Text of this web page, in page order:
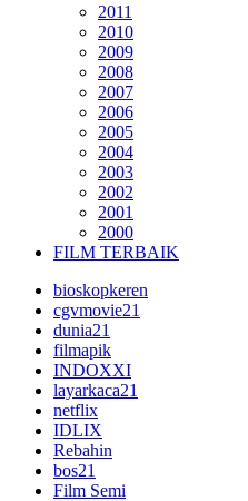
2011
2010
2009
2008
2007
2006
2005
2004
2003
2002
2001
2000
FILM TERBAIK
bioskopkeren
cgvmovie21
dunia21
filmapik
INDOXXI
layarkaca21
netflix
IDLIX
Rebahin
bos21
Film Semi